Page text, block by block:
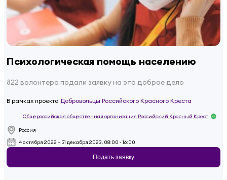
Психологическая помощь населению
822 волонтёра подали заявку на это доброе дело
В рамках проекта Добровольцы Российского Красного Креста
Общероссийская общественная организация Российский Красный Крест
Россия
4 октября 2022 – 31 декабря 2023, 08:00 - 16:00
Подать заявку